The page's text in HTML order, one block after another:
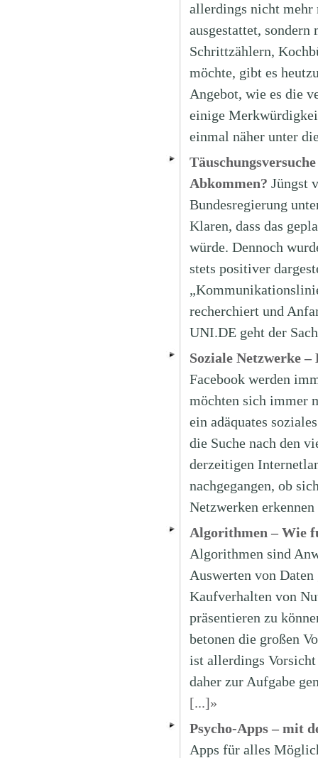
allerdings nicht mehr
ausgestattet,
Schrittzählern,
möchte, gibt es
Angebot, wie es die
einige
einmal näher unter
Abkommen? Jüngst
Bundesregierung
Klaren, dass das
würde. Dennoch
stets positiver
recherchiert und
UNI.DE geht der
Soziale Netzwerke
Facebook werden
möchten sich immer
ein adäquates
die Suche nach den
derzeitigen
nachgegangen, ob
Netzwerken
Algorithmen – Wie
Algorithmen sind
Auswerten von
Kaufverhalten von
präsentieren zu
betonen die großen
ist allerdings
daher zur Aufgabe
[...]»
Psycho-Apps – mit
Apps für alles